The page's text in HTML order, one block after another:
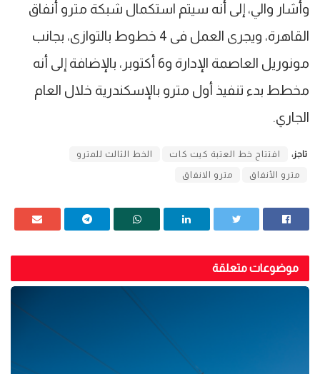
وأشار والي، إلى أنه سيتم استكمال شبكة مترو أنفاق
القاهرة، ويجرى العمل فى 4 خطوط بالتوازى، بجانب
مونوريل العاصمة الإدارة و6 أكتوبر، بالإضافة إلى أنه
مخطط بدء تنفيذ أول مترو بالإسكندرية خلال العام
الجاري.
تاجز: افتتاح خط العتبة كيت كات الخط الثالث للمترو
مترو الأنفاق مترو الانفاق
موضوعات متعلقة